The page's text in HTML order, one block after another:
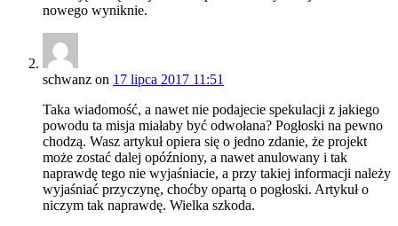
nowego wyniknie.
schwanz on 17 lipca 2017 11:51
Taka wiadomość, a nawet nie podajecie spekulacji z jakiego
powodu ta misja miałaby być odwołana? Pogłoski na pewno
chodzą. Wasz artykuł opiera się o jedno zdanie, że projekt
może zostać dalej opóźniony, a nawet anulowany i tak
naprawdę tego nie wyjaśniacie, a przy takiej informacji należy
wyjaśniać przyczynę, choćby opartą o pogłoski. Artykuł o
niczym tak naprawdę. Wielka szkoda.